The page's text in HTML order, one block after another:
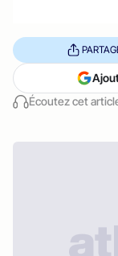
Écoutez cet